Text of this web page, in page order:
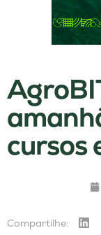
cursos
Compartilhe: